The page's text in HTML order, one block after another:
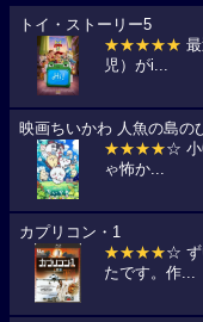
トイ・ストーリー5
★★★★★
児）がi...
映画ちいかわ 人魚の島の
★★★★☆ 小
ゃ怖か...
カプリコン・1
★★★★☆ ず
たです。作...